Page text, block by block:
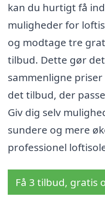
kan du hurtigt få
muligheder for
og modtage tre
tilbud. Dette gør
sammenligne
det tilbud, der
Giv dig selv
sundere og mere
professionel
Få 3 tilbud, gratis